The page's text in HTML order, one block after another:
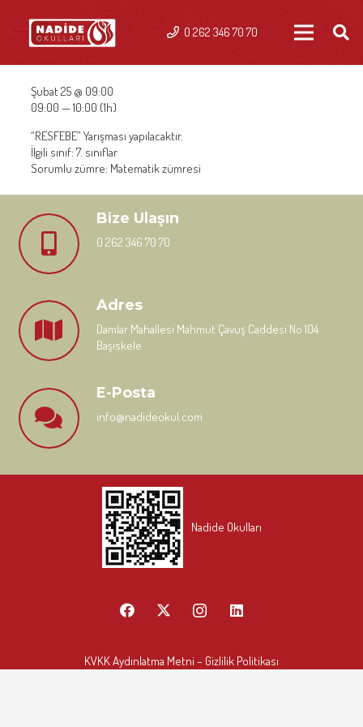
0 262 346 70 70
“RESFEBE” Yarışması yapılacaktır.
İlgili sınıf: 7. sınıflar
Sorumlu zümre: Matematik zümresi
Şubat 25 @ 09:00
09:00 — 10:00 (1h)
Bize Ulaşın
0 262 346 70 70
Adres
Damlar Mahallesi Mahmut Çavuş Caddesi No 104
Başiskele
E-Posta
info@nadideokul.com
Nadide Okulları
KVKK Aydınlatma Metni – Gizlilik Politikası